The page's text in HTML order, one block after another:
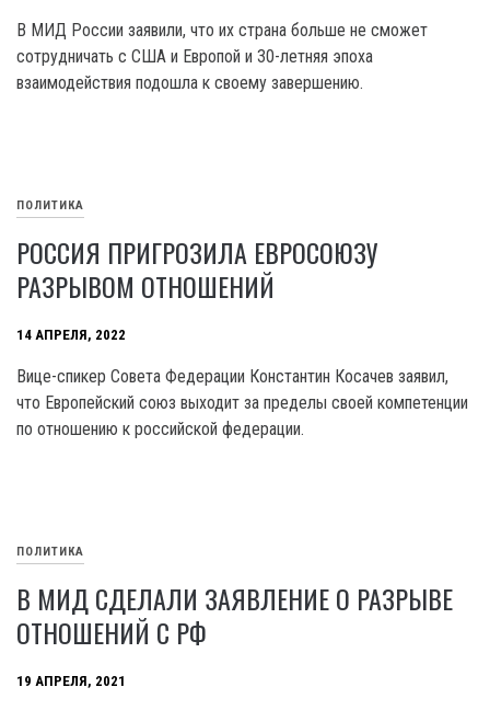
В МИД России заявили, что их страна больше не сможет
сотрудничать с США и Европой и 30-летняя эпоха
взаимодействия подошла к своему завершению.
ПОЛИТИКА
РОССИЯ ПРИГРОЗИЛА ЕВРОСОЮЗУ
РАЗРЫВОМ ОТНОШЕНИЙ
14 АПРЕЛЯ, 2022
Вице-спикер Совета Федерации Константин Косачев заявил,
что Европейский союз выходит за пределы своей компетенции
по отношению к российской федерации.
ПОЛИТИКА
В МИД СДЕЛАЛИ ЗАЯВЛЕНИЕ О РАЗРЫВЕ
ОТНОШЕНИЙ С РФ
19 АПРЕЛЯ, 2021